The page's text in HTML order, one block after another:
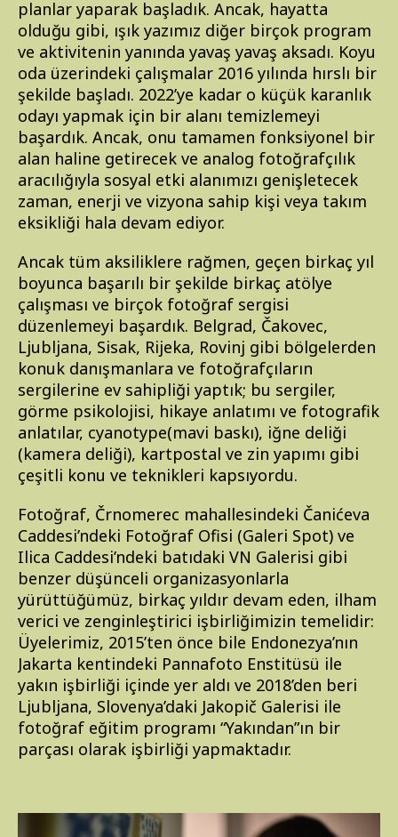
planlar yaparak başladık. Ancak, hayatta
olduğu gibi, ışık yazımız diğer birçok program
ve aktivitenin yanında yavaş yavaş aksadı. Koyu
oda üzerindeki çalışmalar 2016 yılında hırslı bir
şekilde başladı. 2022’ye kadar o küçük karanlık
odayı yapmak için bir alanı temizlemeyi
başardık. Ancak, onu tamamen fonksiyonel bir
alan haline getirecek ve analog fotoğrafçılık
aracılığıyla sosyal etki alanımızı genişletecek
zaman, enerji ve vizyona sahip kişi veya takım
eksikliği hala devam ediyor.
Ancak tüm aksiliklere rağmen, geçen birkaç yıl
boyunca başarılı bir şekilde birkaç atölye
çalışması ve birçok fotoğraf sergisi
düzenlemeyi başardık. Belgrad, Čakovec,
Ljubljana, Sisak, Rijeka, Rovinj gibi bölgelerden
konuk danışmanlara ve fotoğrafçıların
sergilerine ev sahipliği yaptık; bu sergiler,
görme psikolojisi, hikaye anlatımı ve fotografik
anlatılar, cyanotype(mavi baskı), iğne deliği
(kamera deliği), kartpostal ve zin yapımı gibi
çeşitli konu ve teknikleri kapsıyordu.
Fotoğraf, Črnomerec mahallesindeki Čanićeva
Caddesi’ndeki Fotoğraf Ofisi (Galeri Spot) ve
Ilica Caddesi’ndeki batıdaki VN Galerisi gibi
benzer düşünceli organizasyonlarla
yürüttüğümüz, birkaç yıldır devam eden, ilham
verici ve zenginleştirici işbirliğimizin temelidir:
Üyelerimiz, 2015’ten önce bile Endonezya’nın
Jakarta kentindeki Pannafoto Enstitüsü ile
yakın işbirliği içinde yer aldı ve 2018’den beri
Ljubljana, Slovenya’daki Jakopič Galerisi ile
fotoğraf eğitim programı “Yakından”ın bir
parçası olarak işbirliği yapmaktadır.